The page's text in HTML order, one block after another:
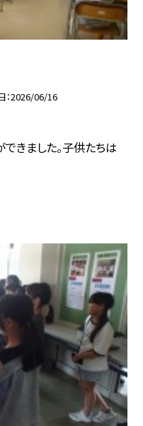
2026/06/16
きました。子供たちは